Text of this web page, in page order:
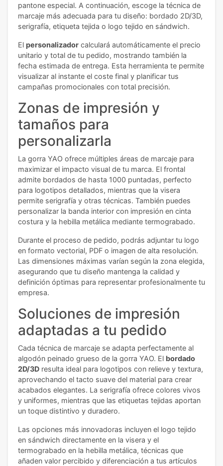
pantone especial. A continuación, escoge la técnica de
marcaje más adecuada para tu diseño: bordado 2D/3D,
serigrafía, etiqueta tejida o logo tejido en sándwich.
El personalizador calculará automáticamente el precio
unitario y total de tu pedido, mostrando también la
fecha estimada de entrega. Esta herramienta te permite
visualizar al instante el coste final y planificar tus
campañas promocionales con total precisión.
Zonas de impresión y
tamaños para
personalizarla
La gorra YAO ofrece múltiples áreas de marcaje para
maximizar el impacto visual de tu marca. El frontal
admite bordados de hasta 1000 puntadas, perfecto
para logotipos detallados, mientras que la visera
permite serigrafía y otras técnicas. También puedes
personalizar la banda interior con impresión en cinta
costura y la hebilla metálica mediante termograbado.
Durante el proceso de pedido, podrás adjuntar tu logo
en formato vectorial, PDF o imagen de alta resolución.
Las dimensiones máximas varían según la zona elegida,
asegurando que tu diseño mantenga la calidad y
definición óptimas para representar profesionalmente tu
empresa.
Soluciones de impresión
adaptadas a tu pedido
Cada técnica de marcaje se adapta perfectamente al
algodón peinado grueso de la gorra YAO. El bordado
2D/3D resulta ideal para logotipos con relieve y textura,
aprovechando el tacto suave del material para crear
acabados elegantes. La serigrafía ofrece colores vivos
y uniformes, mientras que las etiquetas tejidas aportan
un toque distintivo y duradero.
Las opciones más innovadoras incluyen el logo tejido
en sándwich directamente en la visera y el
termograbado en la hebilla metálica, técnicas que
añaden valor percibido y diferenciación a tus artículos